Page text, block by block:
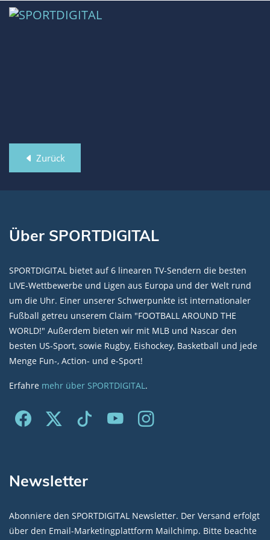
Zurück
Über SPORTDIGITAL
SPORTDIGITAL bietet auf 6 linearen TV-Sendern die besten
LIVE-Wettbewerbe und Ligen aus Europa und der Welt rund
um die Uhr. Einer unserer Schwerpunkte ist internationaler
Fußball getreu unserem Claim "FOOTBALL AROUND THE
WORLD!" Außerdem bieten wir mit MLB und Nascar den
besten US-Sport, sowie Rugby, Eishockey, Basketball und jede
Menge Fun-, Action- und e-Sport!
Erfahre mehr über SPORTDIGITAL.
Newsletter
Abonniere den SPORTDIGITAL Newsletter. Der Versand erfolgt
über den Email-Marketingplattform Mailchimp. Bitte beachte